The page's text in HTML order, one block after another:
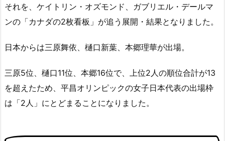
それを、ケイトリン・オズモンド、ガブリエル・デールマ
ンの「カナダの2枚看板」が追う展開・結果となりました。
日本からは三原舞依、樋口新葉、本郷理華が出場。
三原5位、樋口11位、本郷16位で、上位2人の順位合計が13
を超えたため、平昌オリンピックの女子日本代表の出場枠
は「2人」にとどまることになりました。